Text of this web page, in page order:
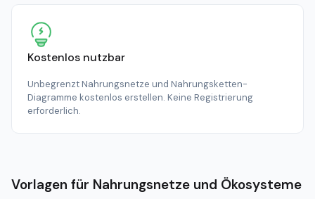
Kostenlos nutzbar
Unbegrenzt Nahrungsnetze und Nahrungsketten-
Diagramme kostenlos erstellen. Keine Registrierung
erforderlich.
Vorlagen für Nahrungsnetze und Ökosysteme